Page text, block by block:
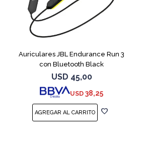
Auriculares JBL Endurance Run 3
con Bluetooth Black
USD 45,00
USD 38,25